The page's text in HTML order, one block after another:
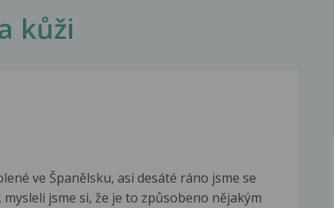
kůži
ve Španělsku, asi desáté ráno jsme se
jsme si, že je to způsobeno nějakým